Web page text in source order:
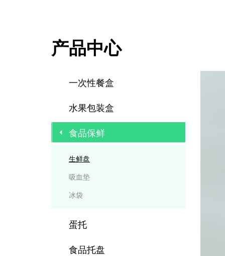
产品中心
一次性餐盒
水果包装盒
食品保鲜
生鲜盘
吸血垫
冰袋
蛋托
食品托盘